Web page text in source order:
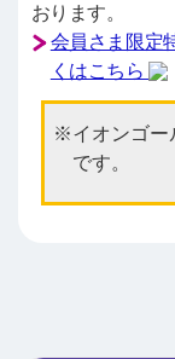
おります。
会員さま限定
くはこちら
イオンゴ
です。